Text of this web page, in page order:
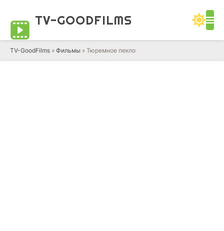
TV-GOODFILMS
TV-GoodFilms » Фильмы » Тюремное пекло